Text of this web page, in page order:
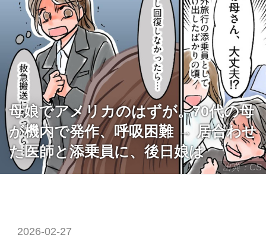
出典：CS
母娘でアメリカのはずが。70代の母
が機内で発作、呼吸困難 → 居合わせ
た医師と添乗員に、後日娘は
2026-02-27